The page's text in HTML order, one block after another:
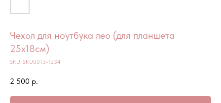
Чехол для ноутбука лео (для планшета
25х18см)
SKU: SKU0013-1234
2 500 р.